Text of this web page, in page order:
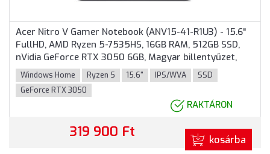
Acer Nitro V Gamer Notebook (ANV15-41-R1U3) - 15.6"
FullHD, AMD Ryzen 5-7535HS, 16GB RAM, 512GB SSD,
nVidia GeForce RTX 3050 6GB, Magyar billentyűzet,
Windows 11 Home, 3 év garancia, Fekete színben
Windows Home Ryzen 5 15.6" IPS/WVA
SSD
GeForce RTX 3050
RAKTÁRON
319 900 Ft kosárba